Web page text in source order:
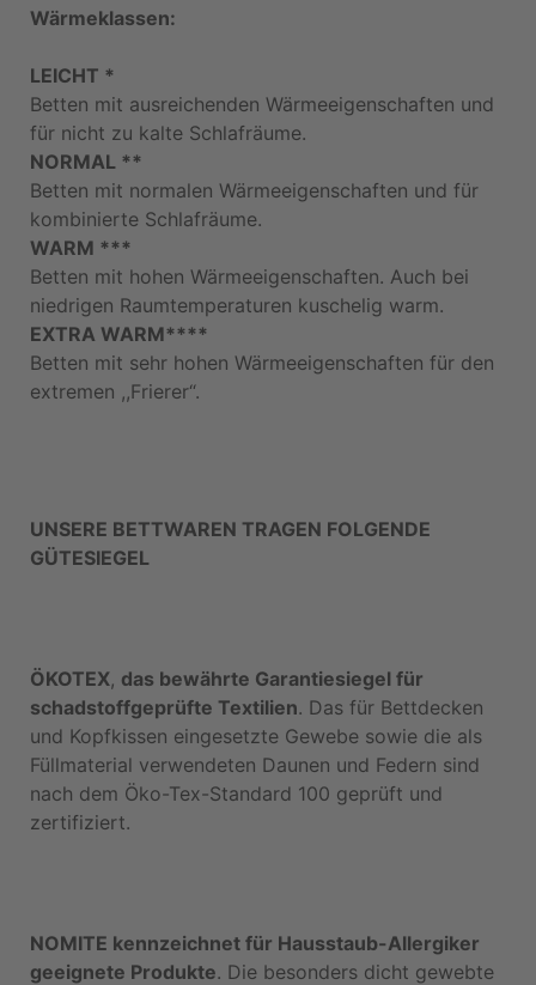
Wärmeklassen:
LEICHT *
Betten mit ausreichenden Wärmeeigenschaften und
für nicht zu kalte Schlafräume.
NORMAL **
Betten mit normalen Wärmeeigenschaften und für
kombinierte Schlafräume.
WARM ***
Betten mit hohen Wärmeeigenschaften. Auch bei
niedrigen Raumtemperaturen kuschelig warm.
EXTRA WARM****
Betten mit sehr hohen Wärmeeigenschaften für den
extremen ,,Frierer“.
UNSERE BETTWAREN TRAGEN FOLGENDE
GÜTESIEGEL
ÖKOTEX, das bewährte Garantiesiegel für
schadstoffgeprüfte Textilien. Das für Bettdecken
und Kopfkissen eingesetzte Gewebe sowie die als
Füllmaterial verwendeten Daunen und Federn sind
nach dem Öko-Tex-Standard 100 geprüft und
zertifiziert.
NOMITE kennzeichnet für Hausstaub-Allergiker
geeignete Produkte. Die besonders dicht gewebte